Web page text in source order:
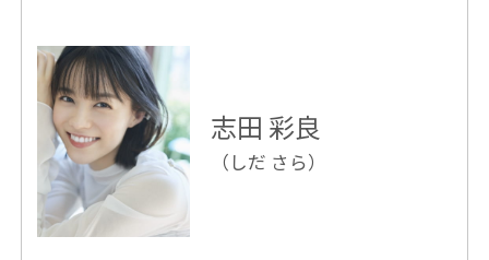
志田 彩良
（しだ さら）